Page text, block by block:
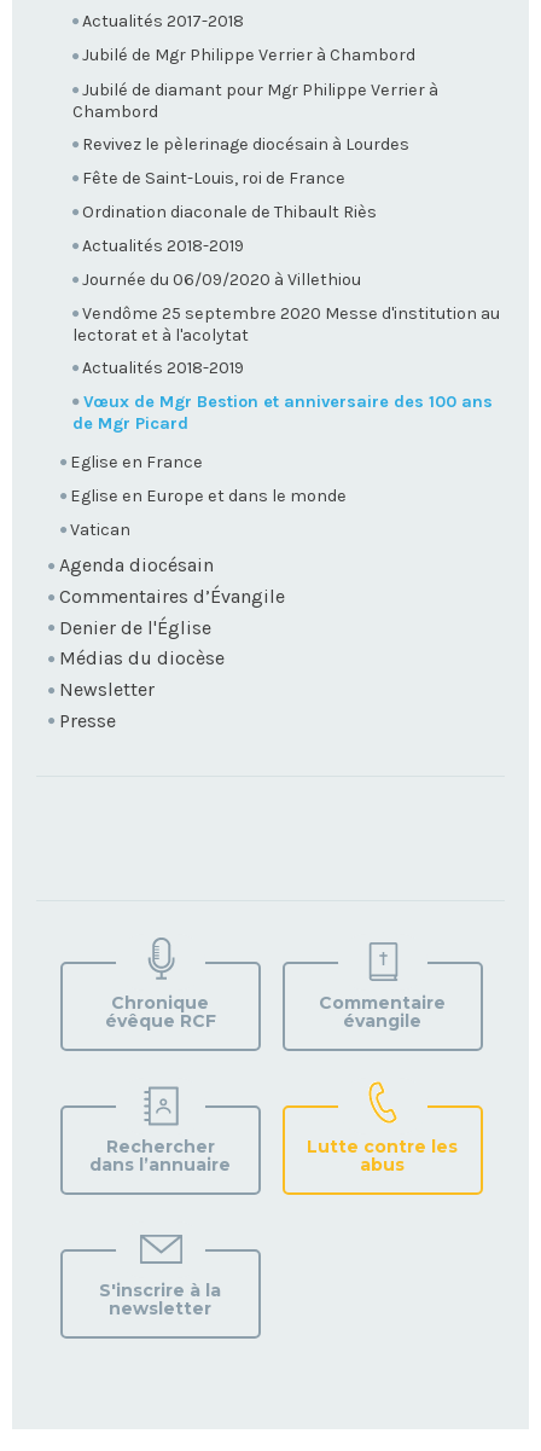
Actualités 2017-2018
Jubilé de Mgr Philippe Verrier à Chambord
Jubilé de diamant pour Mgr Philippe Verrier à
Chambord
Revivez le pèlerinage diocésain à Lourdes
Fête de Saint-Louis, roi de France
Ordination diaconale de Thibault Riès
Actualités 2018-2019
Journée du 06/09/2020 à Villethiou
Vendôme 25 septembre 2020 Messe d'institution au
lectorat et à l'acolytat
Actualités 2018-2019
Vœux de Mgr Bestion et anniversaire des 100 ans
de Mgr Picard
Eglise en France
Eglise en Europe et dans le monde
Vatican
Agenda diocésain
Commentaires d’Évangile
Denier de l'Église
Médias du diocèse
Newsletter
Presse
VOTRE
PAROISSE
Chronique
évêque RCF
Commentaire
évangile
Rechercher
dans l’annuaire
Lutte contre les
abus
S'inscrire à la
newsletter